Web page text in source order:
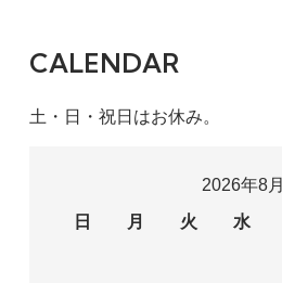
CALENDAR
土・日・祝日はお休み。
2026年8月
日
月 火 水